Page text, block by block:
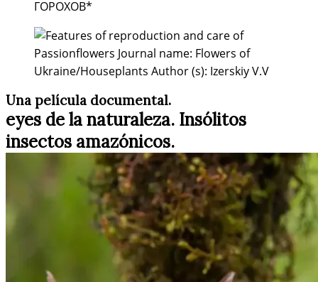
Una película documental.
eyes de la naturaleza. Insólitos
insectos amazónicos.